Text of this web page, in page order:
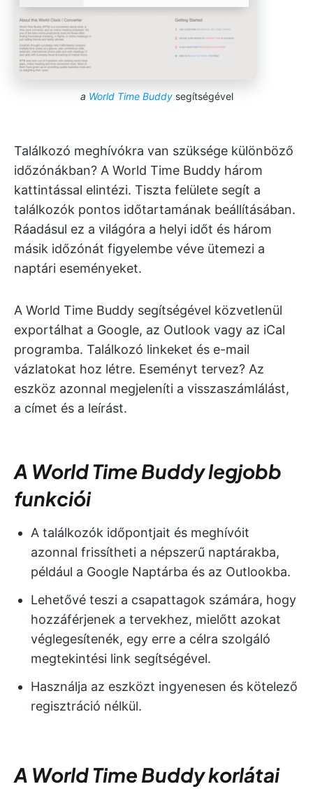
a World Time Buddysegítségével
Találkozó meghívókra van szüksége különböző
időzónákban? A World Time Buddy három
kattintással elintézi. Tiszta felülete segít a
találkozók pontos időtartamának beállításában.
Ráadásul ez a világóra a helyi időt és három
másik időzónát figyelembe véve ütemezi a
naptári eseményeket.
A World Time Buddy segítségével közvetlenül
exportálhat a Google, az Outlook vagy az iCal
programba. Találkozó linkeket és e-mail
vázlatokat hoz létre. Eseményt tervez? Az
eszköz azonnal megjeleníti a visszaszámlálást,
a címet és a leírást.
A World Time Buddy legjobb
funkciói
A találkozók időpontjait és meghívóit
azonnal frissítheti a népszerű naptárakba,
például a Google Naptárba és az Outlookba.
Lehetővé teszi a csapattagok számára, hogy
hozzáférjenek a tervekhez, mielőtt azokat
véglegesítenék, egy erre a célra szolgáló
megtekintési link segítségével.
Használja az eszközt ingyenesen és kötelező
regisztráció nélkül.
A World Time Buddy korlátai